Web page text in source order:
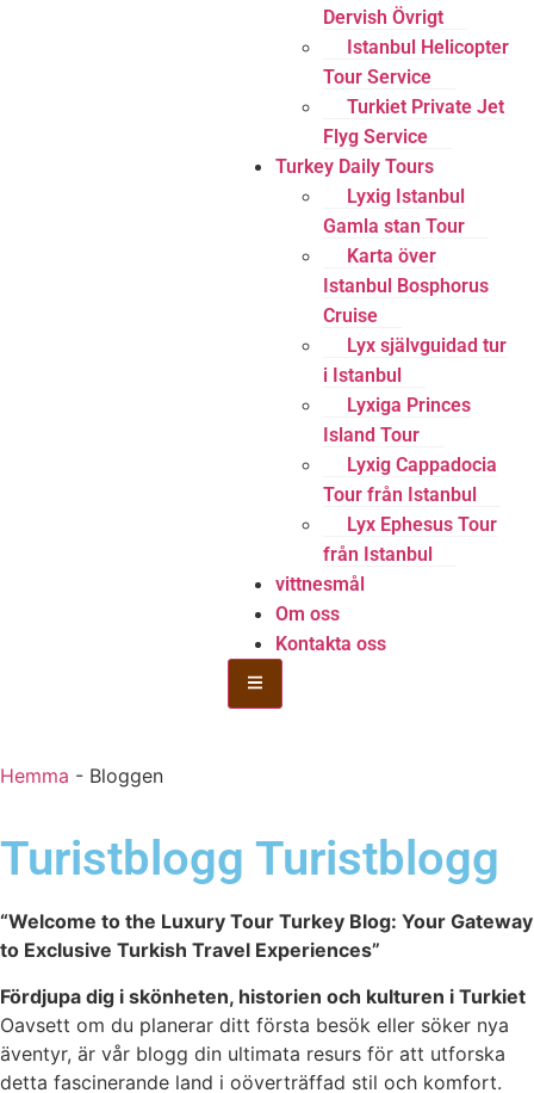
Dervish Övrigt
Istanbul Helicopter
Tour Service
Turkiet Private Jet
Flyg Service
Turkey Daily Tours
Lyxig Istanbul
Gamla stan Tour
Karta över
Istanbul Bosphorus
Cruise
Lyx självguidad tur
i Istanbul
Lyxiga Princes
Island Tour
Lyxig Cappadocia
Tour från Istanbul
Lyx Ephesus Tour
från Istanbul
vittnesmål
Om oss
Kontakta oss
Hamburger Toggle Menu
Hemma - Bloggen
Turistblogg Turistblogg
“Welcome to the Luxury Tour Turkey Blog: Your Gateway
to Exclusive Turkish Travel Experiences”
Fördjupa dig i skönheten, historien och kulturen i Turkiet
Oavsett om du planerar ditt första besök eller söker nya
äventyr, är vår blogg din ultimata resurs för att utforska
detta fascinerande land i oöverträffad stil och komfort.